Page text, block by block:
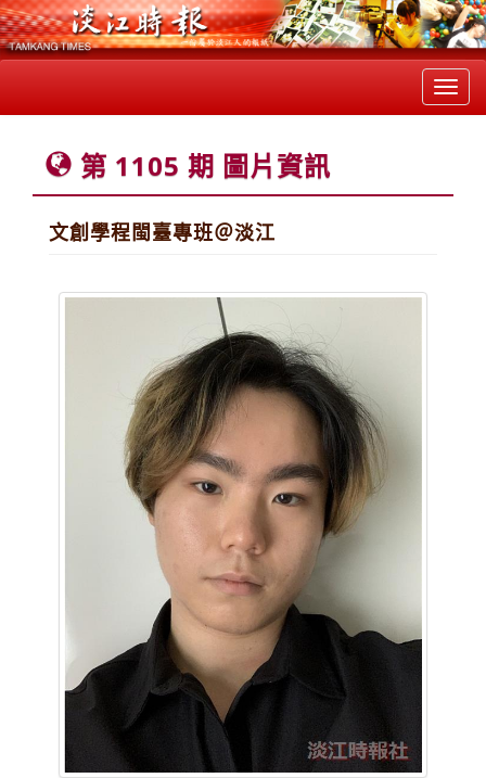
第 1105 期 圖片資訊
文創學程閩臺專班＠淡江